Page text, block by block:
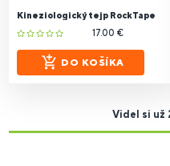
Kineziologický tejp RockTape
17.00 €
DO KOŠÍKA
Videl si už